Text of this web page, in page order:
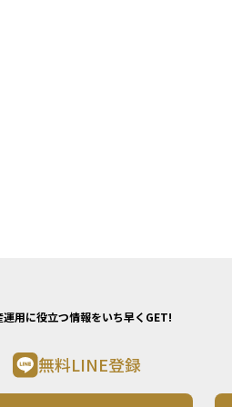
運用に役立つ情報をいち早くGET!
無料LINE登録